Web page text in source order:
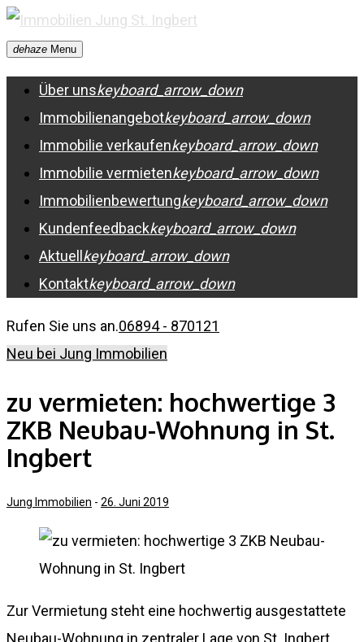
Skip
to
content
dehaze Menu
Über unskeyboard_arrow_down
Immobilienangebotkeyboard_arrow_down
Immobilie verkaufenkeyboard_arrow_down
Immobilie vermietenkeyboard_arrow_down
Immobilienbewertungkeyboard_arrow_down
Kundenfeedbackkeyboard_arrow_down
Aktuell keyboard_arrow_down
Kontaktkeyboard_arrow_down
Rufen Sie uns an.06894 - 870121
Neu bei Jung Immobilien
zu vermieten: hochwertige 3
ZKB Neubau-Wohnung in St.
Ingbert
Jung Immobilien - 26. Juni 2019
Zur Vermietung steht eine hochwertig ausgestattete
Neubau-Wohnung in zentraler Lage von St. Ingbert.